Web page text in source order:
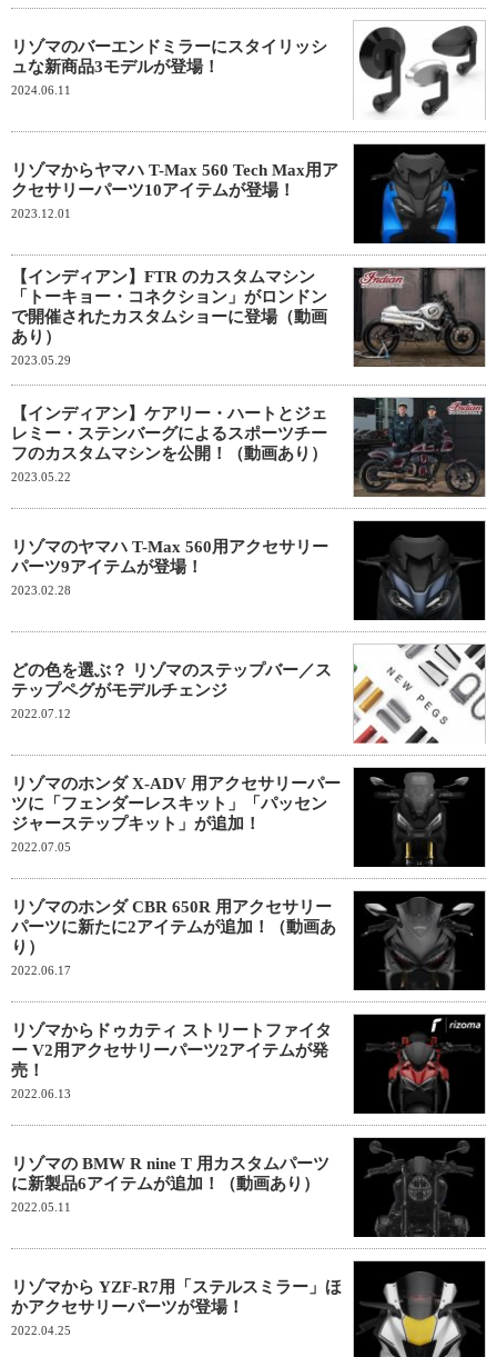
リゾマのバーエンドミラーにスタイリッシ
ュな新商品3モデルが登場！
2024.06.11
リゾマからヤマハ T-Max 560 Tech Max用ア
クセサリーパーツ10アイテムが登場！
2023.12.01
【インディアン】FTR のカスタムマシン
「トーキョー・コネクション」がロンドン
で開催されたカスタムショーに登場（動画
あり）
2023.05.29
【インディアン】ケアリー・ハートとジェ
レミー・ステンバーグによるスポーツチー
フのカスタムマシンを公開！（動画あり）
2023.05.22
リゾマのヤマハ T-Max 560用アクセサリー
パーツ9アイテムが登場！
2023.02.28
どの色を選ぶ？ リゾマのステップバー／ス
テップペグがモデルチェンジ
2022.07.12
リゾマのホンダ X-ADV 用アクセサリーパー
ツに「フェンダーレスキット」「パッセン
ジャーステップキット」が追加！
2022.07.05
リゾマのホンダ CBR 650R 用アクセサリー
パーツに新たに2アイテムが追加！（動画あ
り）
2022.06.17
リゾマからドゥカティ ストリートファイタ
ー V2用アクセサリーパーツ2アイテムが発
売！
2022.06.13
リゾマの BMW R nine T 用カスタムパーツ
に新製品6アイテムが追加！（動画あり）
2022.05.11
リゾマから YZF-R7用「ステルスミラー」ほ
かアクセサリーパーツが登場！
2022.04.25